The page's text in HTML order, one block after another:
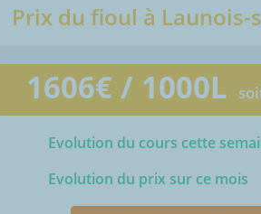
Prix du fioul à Launois-
1606€ / 1000L
Evolution du cours cette
Evolution du prix sur ce mois